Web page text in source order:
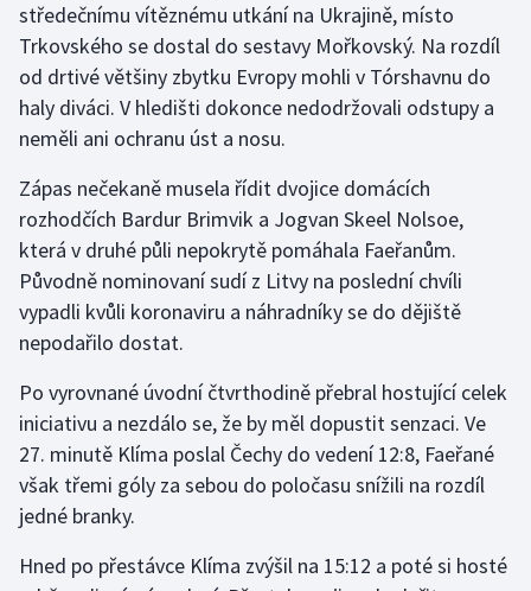
Sportovní střelba
Stolní tenis
Triatlon
Veslování
Vodní slalom
Volejbal
Ostatní
středečnímu vítěznému utkání na Ukrajině, místo
Trkovského se dostal do sestavy Mořkovský. Na rozdíl
od drtivé většiny zbytku Evropy mohli v Tórshavnu do
haly diváci. V hledišti dokonce nedodržovali odstupy a
neměli ani ochranu úst a nosu.
Zápas nečekaně musela řídit dvojice domácích
rozhodčích Bardur Brimvik a Jogvan Skeel Nolsoe,
která v druhé půli nepokrytě pomáhala Faeřanům.
Původně nominovaní sudí z Litvy na poslední chvíli
vypadli kvůli koronaviru a náhradníky se do dějiště
nepodařilo dostat.
Po vyrovnané úvodní čtvrthodině přebral hostující celek
iniciativu a nezdálo se, že by měl dopustit senzaci. Ve
27. minutě Klíma poslal Čechy do vedení 12:8, Faeřané
však třemi góly za sebou do poločasu snížili na rozdíl
jedné branky.
Hned po přestávce Klíma zvýšil na 15:12 a poté si hosté